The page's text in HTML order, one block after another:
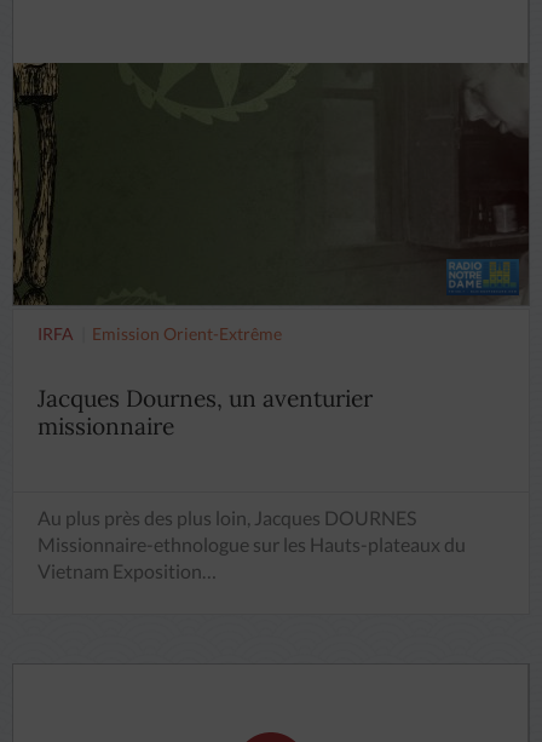
IRFA Emission Orient-Extrême
Jacques Dournes, un aventurier
missionnaire
Au plus près des plus loin, Jacques DOURNES
Missionnaire-ethnologue sur les Hauts-plateaux du
Vietnam Exposition…